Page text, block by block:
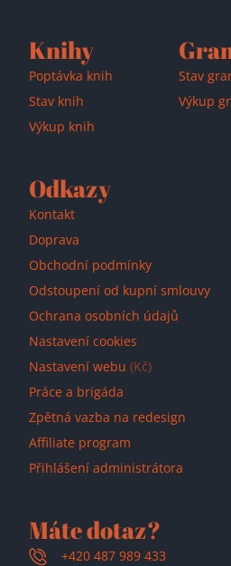
Knihy
Poptávka knih
Stav knih
Výkup knih
Stav
Výkup
Odkazy
Kontakt
Doprava
Obchodní podmínky
Odstoupení od kupní smlouvy
Ochrana osobních údajů
Nastavení cookies
Nastavení webu (Kč)
Práce a brigáda
Zpětná vazba na redesign
Affiliate program
Přihlášení administrátora
Máte dotaz?
+420 487 989 433